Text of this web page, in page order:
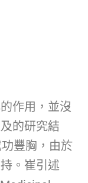
作用，並沒
的研究結
豐胸，由於
。崔引述